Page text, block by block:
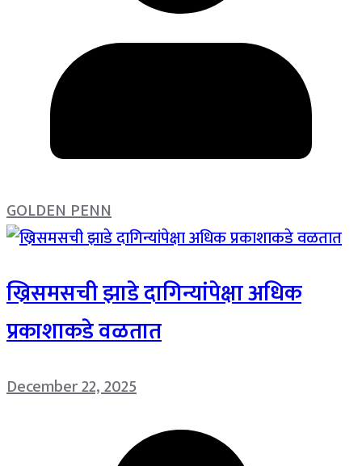
GOLDEN PENN
ख्रिसमसची झाडे दागिन्यांपेक्षा अधिक
प्रकाशाकडे वळतात
December 22, 2025